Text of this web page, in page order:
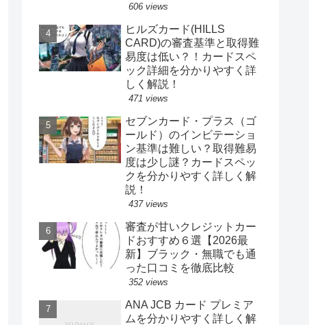
606 views
ヒルズカード(HILLS
CARD)の審査基準と取得難
易度は低い？！カードスペ
ック詳細を分かりやすく詳
しく解説！
471 views
セブンカード・プラス（ゴ
ールド）のインビテーショ
ン基準は難しい？取得難易
度は少し謎？カードスペッ
クを分かりやすく詳しく解
説！
437 views
審査が甘いクレジットカー
ドおすすめ６選【2026最
新】ブラック・無職でも通
った口コミを徹底比較
352 views
ANA JCB カード プレミア
ムを分かりやすく詳しく解